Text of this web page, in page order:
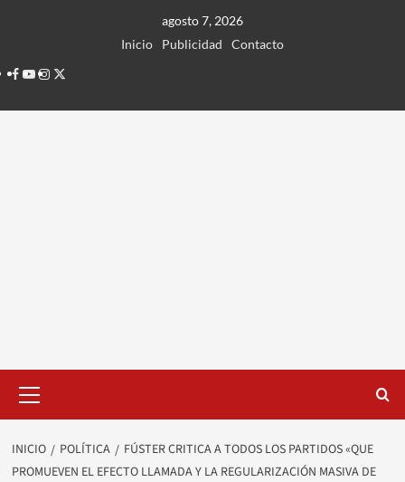
agosto 7, 2026
Inicio
Publicidad
Contacto
Facebook
Youtube
Instagram
Twitter
principal
INICIO POLÍTICA
FÚSTER CRITICA A TODOS LOS PARTIDOS «QUE
PROMUEVEN EL EFECTO LLAMADA Y LA REGULARIZACIÓN MASIVA DE